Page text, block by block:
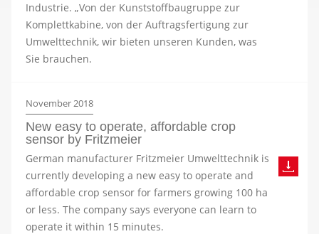
Industrie. „Von der Kunststoffbaugruppe zur
Komplettkabine, von der Auftragsfertigung zur
Umwelttechnik, wir bieten unseren Kunden, was
Sie brauchen.
November 2018
New easy to operate, affordable crop
sensor by Fritzmeier
German manufacturer Fritzmeier Umwelttechnik is
currently developing a new easy to operate and
affordable crop sensor for farmers growing 100 ha
or less. The company says everyone can learn to
operate it within 15 minutes.